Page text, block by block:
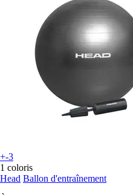
+-3
1 coloris
Head Ballon d'entraînement